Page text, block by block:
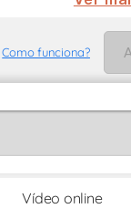
Como funciona?
Vídeo online